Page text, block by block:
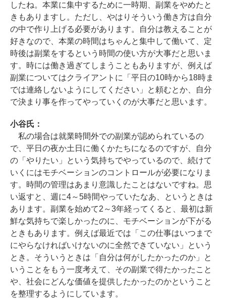
したね。本業に集中するために一時期、副業をやめたと
きもありますし。ただし、やはりそういう働き方は自分
の中で作り上げる必要があります。自分は教えることが
好きなので、本業の時間はちゃんと集中して働いて、定
時後は副業をするという時間の使い方が大事だと思いま
す。時には働き過ぎてしまうこともありますが、例えば
副業についてはクライアントに「平日の10時から18時ま
では連絡しないようにしてください」と頼むとか、自分
で決まり事を作ってやっていくのが大事だと思います。
小谷氏：
私の場合は就業時間外での副業が認められているの
で、平日の夜か土日に働くかたちになるのですが、自分
の「やりたい」という気持ちでやっているので、続けて
いくにはモチベーションのコントロールが必要になりま
す。時間の管理はあまり意識したことはないですね。思
い返すと、週に4～5時間やっていたなあ、というときは
あります。副業を始めて2～3年経ってくると、最初は新
鮮な気持ちで楽しかったのに、モチベーションが下がる
ときもあります。例えば最近では「この仕事はいつまで
にやらなければいけないのに全然できていない」という
とき。そういうときは「自分は何がしたかったのか」と
いうことをもう一度考えて、その副業で得たかったこと
や、社会にどんな価値を提供したかったのかということ
を整理するようにしています。